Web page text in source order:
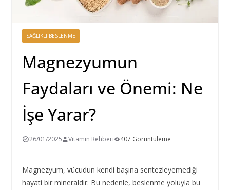
SAĞLIKLI BESLENME
Magnezyumun
Faydaları ve Önemi: Ne
İşe Yarar?
26/01/2025 Vitamin Rehberi 407 Görüntüleme
Magnezyum, vücudun kendi başına sentezleyemediği
hayati bir mineraldir. Bu nedenle, beslenme yoluyla bu